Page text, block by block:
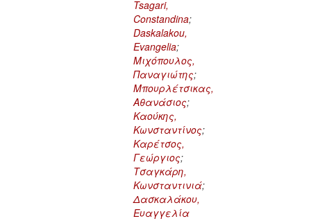
Tsagari,
Constandina;
Daskalakou,
Evangelia;
Μιχόπουλος,
Παναγιώτης;
Μπουρλέτσικας,
Αθανάσιος;
Καούκης,
Κωνσταντίνος;
Καρέτσος,
Γεώργιος;
Τσαγκάρη,
Κωνσταντινιά;
Δασκαλάκου,
Ευαγγελία